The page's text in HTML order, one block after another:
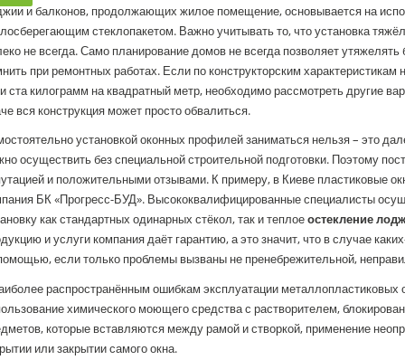
и балконов, продолжающих жилое помещение, основывается на
стеклопакетом. Важно учитывать то, что установка
не всегда. Само планирование домов не всегда позволяет
при ремонтных работах. Если по конструкторским
ста килограмм на квадратный метр, необходимо рассмотреть другие
вся конструкция может просто обвалиться.
установкой оконных профилей заниматься нельзя – это
осуществить без специальной строительной подготовки. Поэтому
и положительными отзывами. К примеру, в Киеве пластиковые
БК «Прогресс-БУД». Высококвалифицированные специалисты
как стандартных одинарных стёкол, так и теплоеостекление
и услуги компания даёт гарантию, а это значит, что в случае
если только проблемы вызваны не пренебрежительной,
распространённым ошибкам эксплуатации металлопластиковых
химического моющего средства с растворителем,
которые вставляются между рамой и створкой, применение
или закрытии самого окна.